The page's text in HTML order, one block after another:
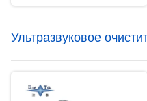
Ультразвуковое
аэрокосмической
промышленности